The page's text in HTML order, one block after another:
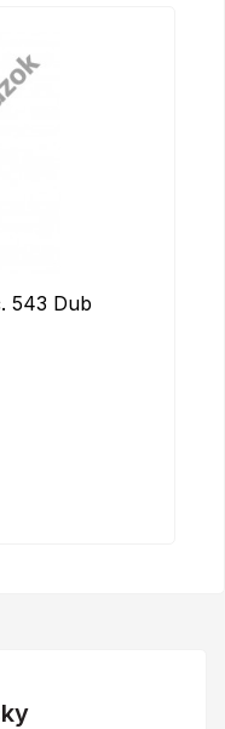
543 Dub